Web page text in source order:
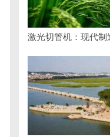
激光切管机：现代